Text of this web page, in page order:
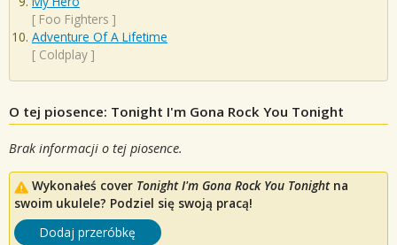
[ Foo Fighters ]
Adventure Of A Lifetime
[ Coldplay ]
O tej piosence: Tonight I'm Gona Rock You Tonight
Brak informacji o tej piosence.
Wykonałeś cover Tonight I'm Gona Rock You Tonightna
swoim ukulele? Podziel się swoją pracą!
Dodaj przeróbkę